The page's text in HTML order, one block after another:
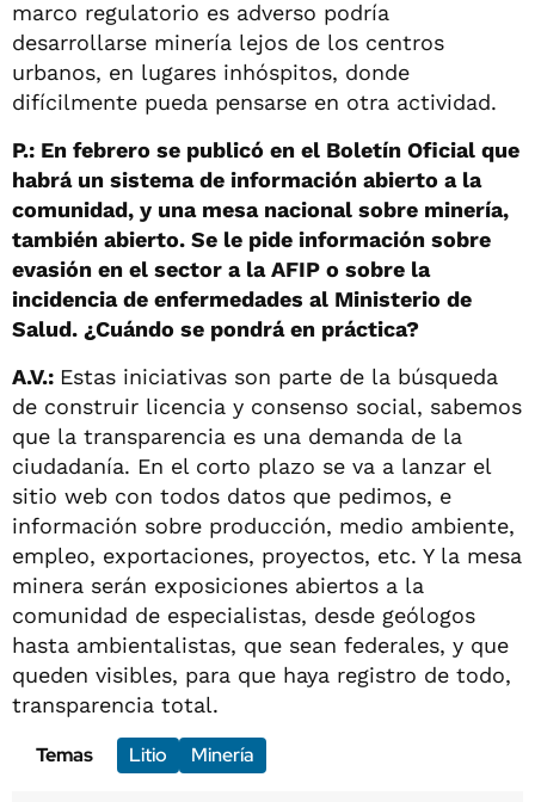
marco regulatorio es adverso podría
desarrollarse minería lejos de los centros
urbanos, en lugares inhóspitos, donde
difícilmente pueda pensarse en otra actividad.
P.: En febrero se publicó en el Boletín Oficial que
habrá un sistema de información abierto a la
comunidad, y una mesa nacional sobre minería,
también abierto. Se le pide información sobre
evasión en el sector a la AFIP o sobre la
incidencia de enfermedades al Ministerio de
Salud. ¿Cuándo se pondrá en práctica?
A.V.: Estas iniciativas son parte de la búsqueda
de construir licencia y consenso social, sabemos
que la transparencia es una demanda de la
ciudadanía. En el corto plazo se va a lanzar el
sitio web con todos datos que pedimos, e
información sobre producción, medio ambiente,
empleo, exportaciones, proyectos, etc. Y la mesa
minera serán exposiciones abiertos a la
comunidad de especialistas, desde geólogos
hasta ambientalistas, que sean federales, y que
queden visibles, para que haya registro de todo,
transparencia total.
Temas
Litio Minería